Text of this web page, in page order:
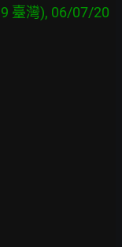
臺灣), 06/07/20